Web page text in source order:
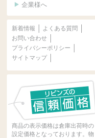
企業様へ
新着情報
よくある質問
お問い合わせ
プライバシーポリシー
サイトマップ
商品の表示価格は倉庫出荷時の
設定価格となっております。物